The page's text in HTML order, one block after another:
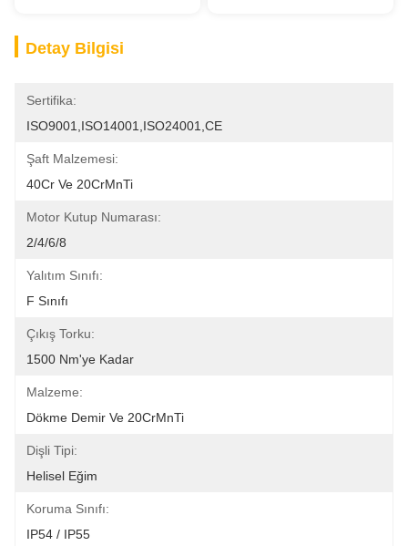
Detay Bilgisi
Sertifika:
ISO9001,ISO14001,ISO24001,CE
Şaft Malzemesi:
40Cr Ve 20CrMnTi
Motor Kutup Numarası:
2/4/6/8
Yalıtım Sınıfı:
F Sınıfı
Çıkış Torku:
1500 Nm'ye Kadar
Malzeme:
Dökme Demir Ve 20CrMnTi
Dişli Tipi:
Helisel Eğim
Koruma Sınıfı:
IP54 / IP55